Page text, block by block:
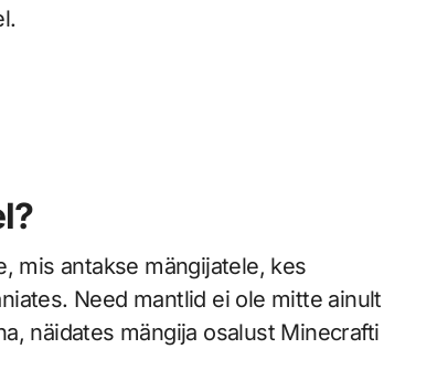
mis antakse mängijatele, kes
Need mantlid ei ole mitte ainult
näidates mängija osalust Minecrafti